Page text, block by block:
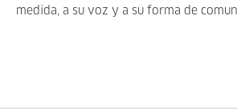
medida, a su voz y a su forma de